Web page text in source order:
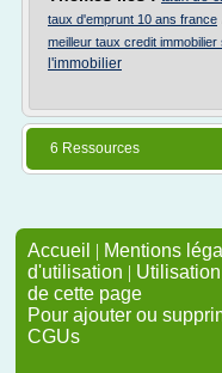
taux d'emprunt 10 ans france
meilleur taux credit immobilier
l'immobilier
6 Ressources
Accueil | Mentions
d'utilisation |
de cette page
Pour ajouter ou
CGUs